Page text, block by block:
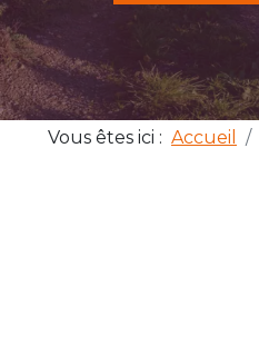
Vous êtes ici : Accueil